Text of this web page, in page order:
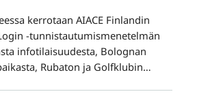
kerrotaan AIACE Finlandin
-tunnistautumismenetelmän
infotilaisuudesta, Bolognan
Rubaton ja Golfklubin…